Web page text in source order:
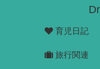
育児日記
旅行関連